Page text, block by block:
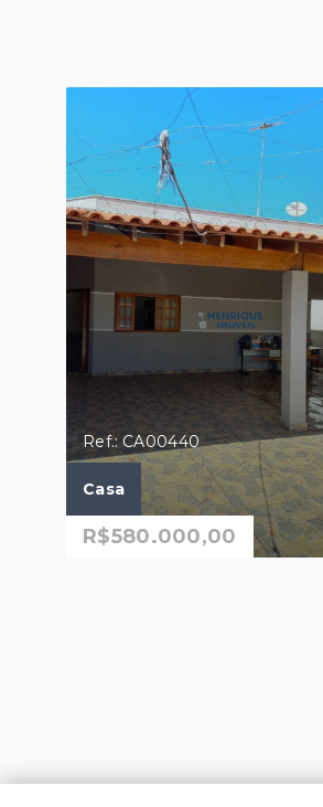
Ref.: CA00440
Casa
R$580.000,00